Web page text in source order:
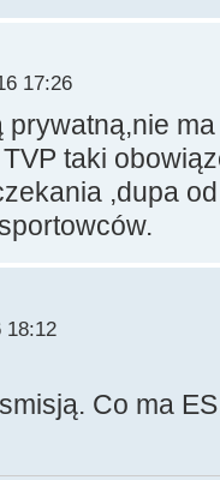
17:26
prywatną,nie
taki
,dupa
18:12
Co ma